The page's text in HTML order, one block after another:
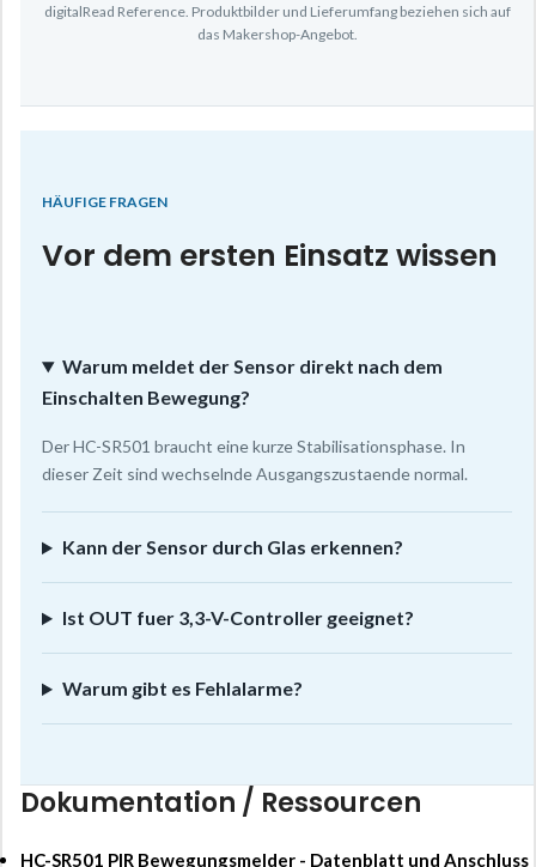
digitalRead Reference. Produktbilder und Lieferumfang beziehen sich auf
das Makershop-Angebot.
HÄUFIGE FRAGEN
Vor dem ersten Einsatz wissen
Warum meldet der Sensor direkt nach dem
Einschalten Bewegung?
Der HC-SR501 braucht eine kurze Stabilisationsphase. In
dieser Zeit sind wechselnde Ausgangszustaende normal.
Kann der Sensor durch Glas erkennen?
Ist OUT fuer 3,3-V-Controller geeignet?
Warum gibt es Fehlalarme?
Dokumentation / Ressourcen
HC-SR501 PIR Bewegungsmelder - Datenblatt und Anschluss